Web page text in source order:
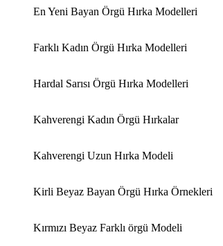
En Yeni Bayan Örgü Hırka Modelleri
Farklı Kadın Örgü Hırka Modelleri
Hardal Sarısı Örgü Hırka Modelleri
Kahverengi Kadın Örgü Hırkalar
Kahverengi Uzun Hırka Modeli
Kirli Beyaz Bayan Örgü Hırka Örnekleri
Kırmızı Beyaz Farklı örgü Modeli